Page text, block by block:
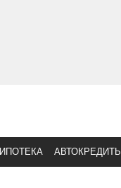
ИПОТЕКА АВТОКРЕДИТЫ